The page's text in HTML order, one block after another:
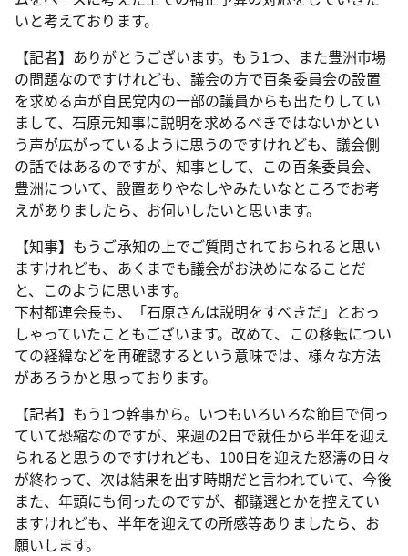
いと考えております。
【記者】ありがとうございます。もう1つ、また豊洲市場
の問題なのですけれども、議会の方で百条委員会の設置
を求める声が自民党内の一部の議員からも出たりしてい
まして、石原元知事に説明を求めるべきではないかとい
う声が広がっているように思うのですけれども、議会側
の話ではあるのですが、知事として、この百条委員会、
豊洲について、設置ありやなしやみたいなところでお考
えがありましたら、お伺いしたいと思います。
【知事】もうご承知の上でご質問されておられると思い
ますけれども、あくまでも議会がお決めになることだ
と、このように思います。
下村都連会長も、「石原さんは説明をすべきだ」とおっ
しゃっていたこともございます。改めて、この移転につい
ての経緯などを再確認するという意味では、様々な方法
があろうかと思っております。
【記者】もう1つ幹事から。いつもいろいろな節目で伺っ
ていて恐縮なのですが、来週の2日で就任から半年を迎え
られると思うのですけれども、100日を迎えた怒濤の日々
が終わって、次は結果を出す時期だと言われていて、今後
また、年頭にも伺ったのですが、都議選とかを控えてい
ますけれども、半年を迎えての所感等ありましたら、お
願いします。